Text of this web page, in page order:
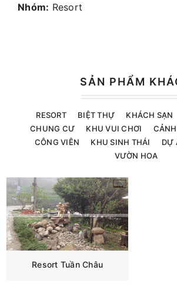
Nhóm: Resort
SẢN PHẨM
RESORT BIỆT THỰ KHÁCH SẠN
CHUNG CƯ
KHU VUI CHƠI
CÔNG VIÊN
KHU SINH THÁI DỰ
VƯỜN HOA
Resort Tuần Châu